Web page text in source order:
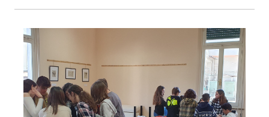
Consiglio ragazzi